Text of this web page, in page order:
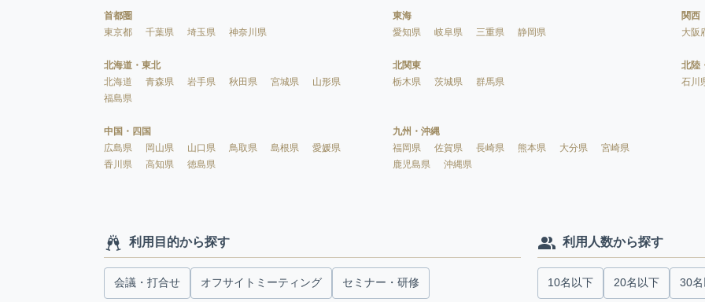
首都圏
東京都
千葉県 埼玉県 神奈川県
東海
愛知県
岐阜県 三重県 静岡県
関西
大阪
北海道・東北
北海道
青森県 岩手県 秋田県 宮城県
山形県
福島県
北関東
栃木県
茨城県 群馬県
北陸
石川
中国・四国
広島県
岡山県 山口県 鳥取県 島根県
愛媛県
香川県
高知県 徳島県
九州・沖縄
福岡県
佐賀県 長崎県 熊本県 大分県
宮崎県
鹿児島県
沖縄県
利用目的から探す
会議・打合せ オフサイトミーティング セミナー・研修
利用人数から探す
10名以下 20名以下 30